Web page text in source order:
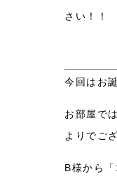
さい！！
今回はお
お部屋で
よりでご
B様から